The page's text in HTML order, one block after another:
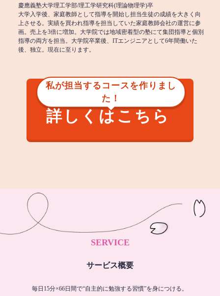
慶應義塾大学理工学部/理工学研究科(理論物理学)卒
大学入学後、家庭教師として指導を開始し担当生徒の成績を大きく向
上させる。実績を買われ指導を担当していた家庭教師会社の運営に参
画。売上を3倍に増加。大学院では地域密着型の塾にて集団指導と個別
指導の両方を担当。大学院卒業後、ITエンジニアとして6年間働いた
後、独立。現在に至ります。
私が担当するコースを作りまし
た！
詳しくはこちら
SERVICE
サービス概要
毎日15分×66日間で“自主的に勉強する習慣”を身につける。